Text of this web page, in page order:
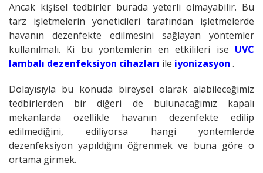
Ancak kişisel tedbirler burada yeterli olmayabilir. Bu
tarz işletmelerin yöneticileri tarafından işletmelerde
havanın dezenfekte edilmesini sağlayan yöntemler
kullanılmalı. Ki bu yöntemlerin en etkilileri ise UVC
lambalı dezenfeksiyon cihazları ile iyonizasyon .
Dolayısıyla bu konuda bireysel olarak alabileceğimiz
tedbirlerden bir diğeri de bulunacağımız kapalı
mekanlarda özellikle havanın dezenfekte edilip
edilmediğini, ediliyorsa hangi yöntemlerde
dezenfeksiyon yapıldığını öğrenmek ve buna göre o
ortama girmek.